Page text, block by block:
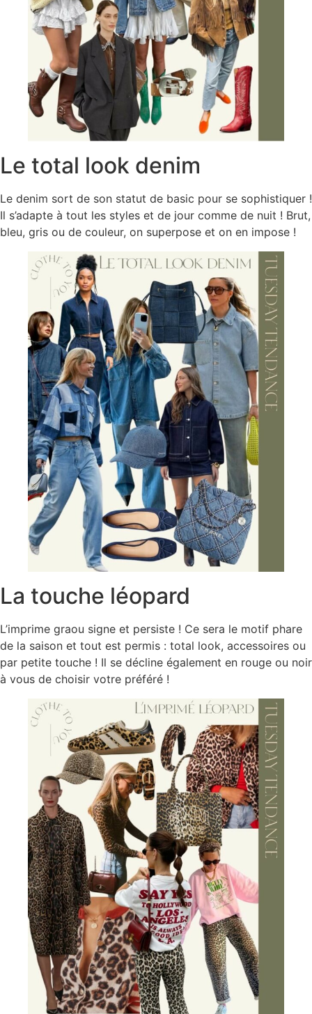
Le total look denim
Le denim sort de son statut de basic pour se sophistiquer !
Il s’adapte à tout les styles et de jour comme de nuit ! Brut,
bleu, gris ou de couleur, on superpose et on en impose !
La touche léopard
L’imprime graou signe et persiste ! Ce sera le motif phare
de la saison et tout est permis : total look, accessoires ou
par petite touche ! Il se décline également en rouge ou noir
à vous de choisir votre préféré !